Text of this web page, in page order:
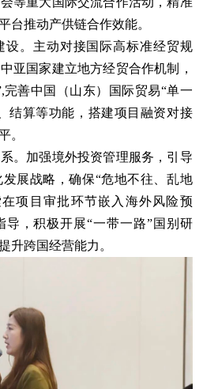
台推动产供链合作效能。
。主动对接国际高标准经贸规
亚国家建立地方经贸合作机制，
完善中国（山东）国际贸易“单一
结算等功能，搭建项目融资对接
。
加强境外投资管理服务，引导
展战略，确保“危地不往、乱地
项目审批环节嵌入海外风险预
，积极开展“一带一路”国别研
升跨国经营能力。